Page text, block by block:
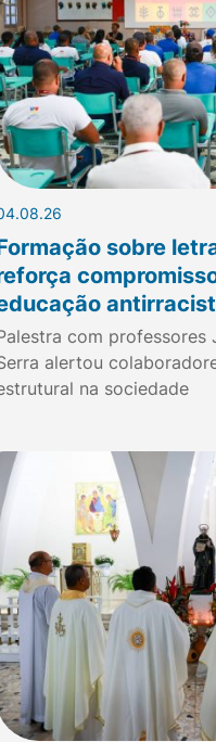
sobre
com professores
alertou
na sociedade